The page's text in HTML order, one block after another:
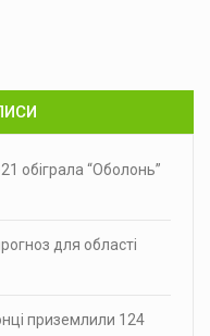
обіграла “Оболонь”
для області
приземлили 124